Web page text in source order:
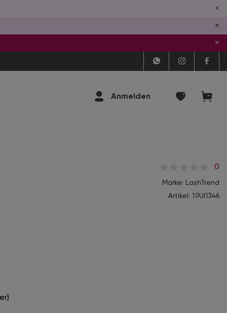
×
×
×
Anmelden
0
Marke: LashTrend
Artikel: 1.9Ul1346